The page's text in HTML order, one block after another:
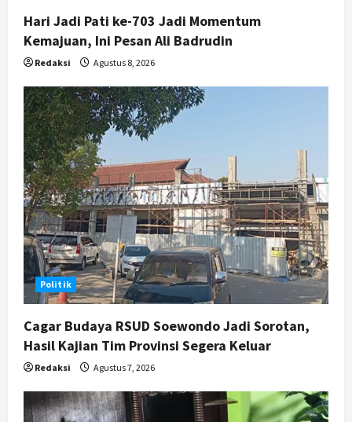
Hari Jadi Pati ke-703 Jadi Momentum
Kemajuan, Ini Pesan Ali Badrudin
Redaksi Agustus 8, 2026
Politik
Cagar Budaya RSUD Soewondo Jadi Sorotan,
Hasil Kajian Tim Provinsi Segera Keluar
Redaksi Agustus 7, 2026